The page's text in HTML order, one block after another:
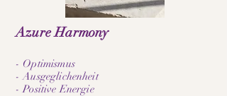
Azure Harmony
- Optimismus
- Ausgeglichenheit
- Positive Energie